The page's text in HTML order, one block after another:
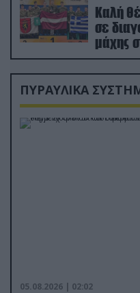
Καλή
σε
μάχης
ΠΥΡΑΥΛΙΚΑ
05.08.2026 | 02:02